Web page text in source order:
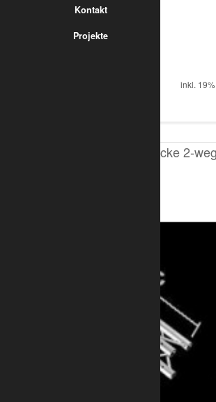
Kontakt
Projekte
inkl.
T200 4-Punkt Ecke 2-